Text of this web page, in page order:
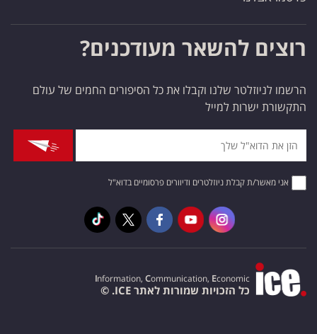
רוצים להשאר מעודכנים?
הרשמו לניוזלטר שלנו וקבלו את כל הסיפורים החמים של עולם
התקשורת ישרות למייל
אני מאשר/ת קבלת ניוזלטרים ודיוורים פרסומיים בדוא"ל
Information, Communication, Economic
כל הזכויות שמורות לאתר ICE. ©